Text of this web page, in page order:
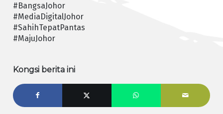
#BangsaJohor
#MediaDigitalJohor
#SahihTepatPantas
#MajuJohor
Kongsi berita ini